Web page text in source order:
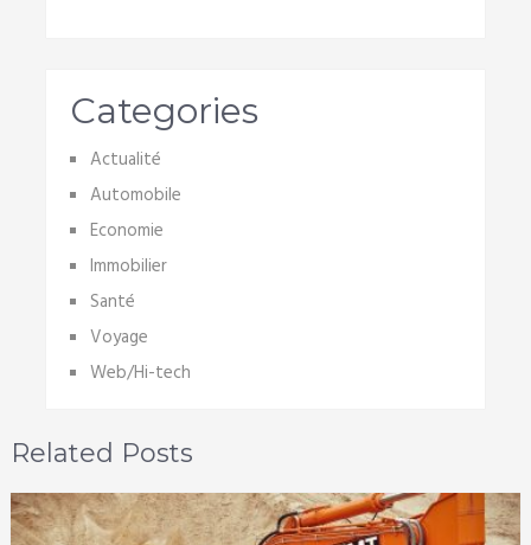
Categories
Actualité
Automobile
Economie
Immobilier
Santé
Voyage
Web/Hi-tech
Related Posts